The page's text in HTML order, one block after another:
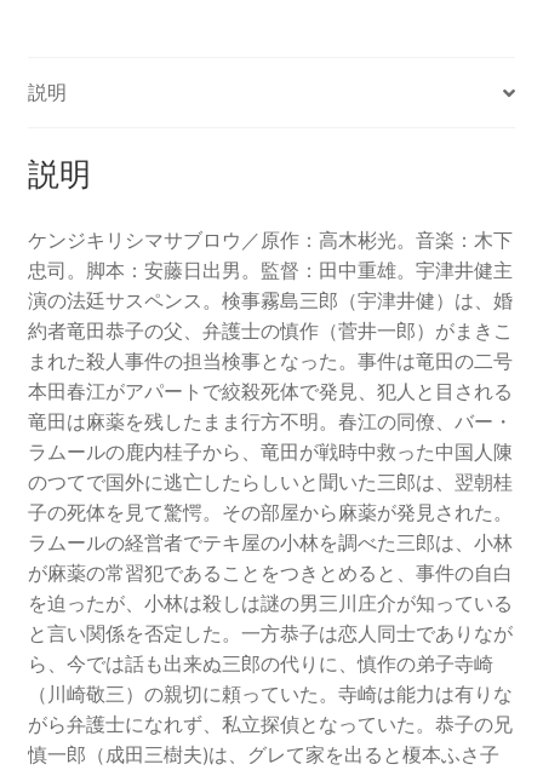
説明
説明
ケンジキリシマサブロウ／原作：高木彬光。音楽：木下
忠司。脚本：安藤日出男。監督：田中重雄。宇津井健主
演の法廷サスペンス。検事霧島三郎（宇津井健）は、婚
約者竜田恭子の父、弁護士の慎作（菅井一郎）がまきこ
まれた殺人事件の担当検事となった。事件は竜田の二号
本田春江がアパートで絞殺死体で発見、犯人と目される
竜田は麻薬を残したまま行方不明。春江の同僚、バー・
ラムールの鹿内桂子から、竜田が戦時中救った中国人陳
のつてで国外に逃亡したらしいと聞いた三郎は、翌朝桂
子の死体を見て驚愕。その部屋から麻薬が発見された。
ラムールの経営者でテキ屋の小林を調べた三郎は、小林
が麻薬の常習犯であることをつきとめると、事件の自白
を迫ったが、小林は殺しは謎の男三川庄介が知っている
と言い関係を否定した。一方恭子は恋人同士でありなが
ら、今では話も出来ぬ三郎の代りに、慎作の弟子寺崎
（川崎敬三）の親切に頼っていた。寺崎は能力は有りな
がら弁護士になれず、私立探偵となっていた。恭子の兄
慎一郎（成田三樹夫)は、グレて家を出ると榎本ふさ子